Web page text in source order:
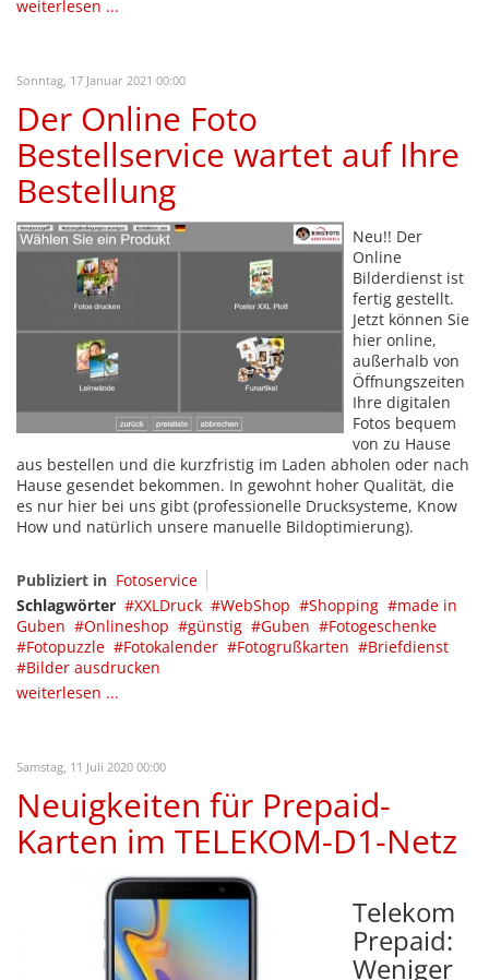
weiterlesen ...
Sonntag, 17 Januar 2021 00:00
Der Online Foto
Bestellservice wartet auf Ihre
Bestellung
Neu!! Der
Online
Bilderdienst ist
fertig gestellt.
Jetzt können Sie
hier online,
außerhalb von
Öffnungszeiten
Ihre digitalen
Fotos bequem
von zu Hause
aus bestellen und die kurzfristig im Laden abholen oder nach
Hause gesendet bekommen. In gewohnt hoher Qualität, die
es nur hier bei uns gibt (professionelle Drucksysteme, Know
How und natürlich unsere manuelle Bildoptimierung).
Publiziert in Fotoservice
Schlagwörter
XXLDruck WebShop Shopping
made in
Guben
Onlineshop günstig Guben
Fotogeschenke
Fotopuzzle
Fotokalender Fotogrußkarten
Briefdienst
Bilder ausdrucken
weiterlesen ...
Samstag, 11 Juli 2020 00:00
Neuigkeiten für Prepaid-
Karten im TELEKOM-D1-Netz
Telekom
Prepaid:
Weniger